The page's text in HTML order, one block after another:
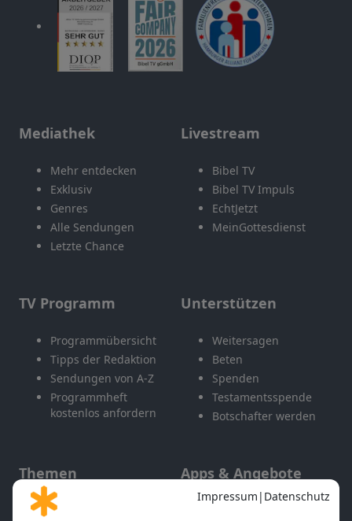
Mediathek
Mehr entdecken
Exklusiv
Genres
Alle Sendungen
Letzte Chance
Livestream
Bibel TV
Bibel TV Impuls
EchtJetzt
MeinGottesdienst
TV Programm
Programmübersicht
Tipps der Redaktion
Sendungen von A-Z
Programmheft
kostenlos anfordern
Unterstützen
Weitersagen
Beten
Spenden
Testamentsspende
Botschafter werden
Themen
Gott und Bibel erklärt
Apps & Angebote